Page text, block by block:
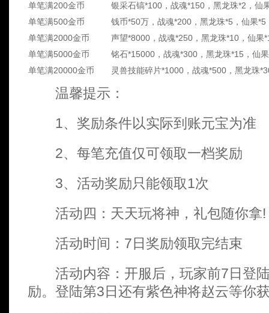
单笔满200金币
银采石镐*100，战魂*150，黑龙珠*2，仙
单笔满500金币
钱币*50万，战魂*200，黑龙珠*5，仙果*5
单笔满2000金币
声望*8000，战魂*250，黑龙珠*10，仙果
单笔满5000金币
铭石*15000，战魂*300，黑龙珠*15，仙
单笔满20000金币
灵兽技能碎片*1000，战魂*500，黑龙珠
温馨提示：
1、奖励条件以实际到账元宝为准
2、每笔充值仅可领取一档奖励
3、活动奖励只能领取1次
活动四：天天玩将神，礼包随你拿!
活动时间：7日奖励领取完结束
活动内容：开服后，玩家前7日登陆
励。登陆第3日还有紫色神将赵云等你